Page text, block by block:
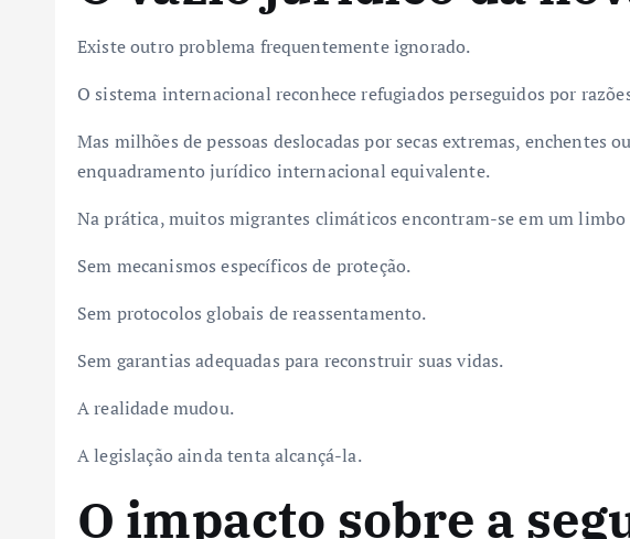
Existe outro problema frequentemente ignorado.
O sistema internacional reconhece refugiados perseguidos por
Mas milhões de pessoas deslocadas por secas extremas, enchentes
enquadramento jurídico internacional equivalente.
Na prática, muitos migrantes climáticos encontram-se em um limbo
Sem mecanismos específicos de proteção.
Sem protocolos globais de reassentamento.
Sem garantias adequadas para reconstruir suas vidas.
A realidade mudou.
A legislação ainda tenta alcançá-la.
O impacto sobre a